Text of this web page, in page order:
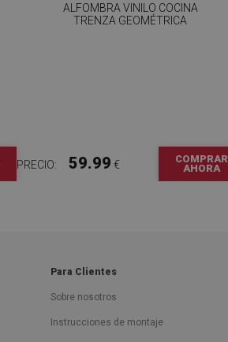
ALFOMBRA VINILO COCINA
TRENZA GEOMÉTRICA
PRECIO: 59.99 €
COMPRAR
AHORA
Para Clientes
Sobre nosotros
Instrucciones de montaje